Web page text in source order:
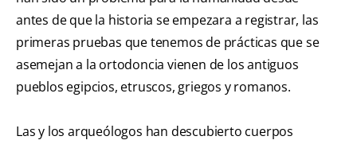
antes de que la historia se empezara a registrar, las
primeras pruebas que tenemos de prácticas que se
asemejan a la ortodoncia vienen de los antiguos
pueblos egipcios, etruscos, griegos y romanos.
Las y los arqueólogos han descubierto cuerpos